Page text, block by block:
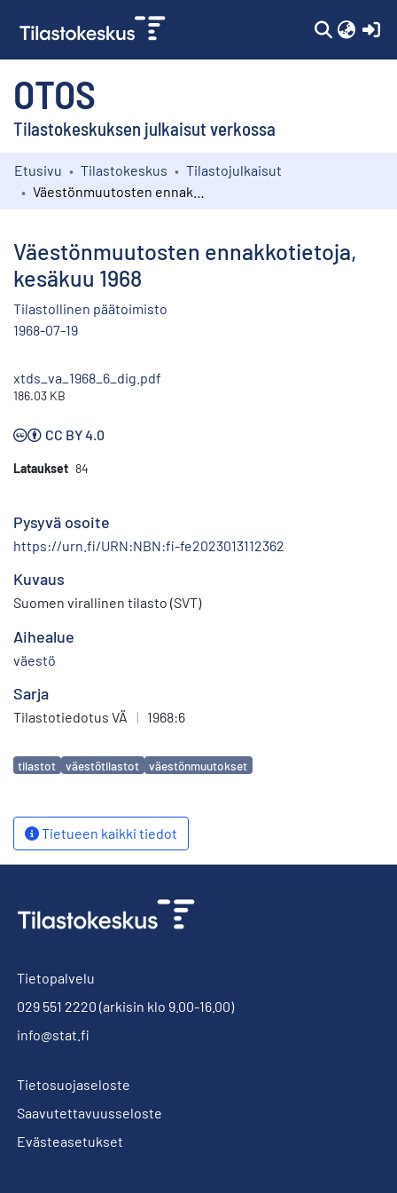
OTOS
Tilastokeskuksen julkaisut verkossa
Kokoelmat
Etusivu Tilastokeskus
Tilastojulkaisut
Väestönmuutosten ennakkotietoja,
kesäkuu 1968
Tilastollinen päätoimisto
1968-07-19
xtds_va_1968_6_dig.pdf
186.03 KB
CC BY 4.0
Lataukset 84
Pysyvä osoite
https://urn.fi/URN:NBN:fi-fe2023013112362
Kuvaus
Suomen virallinen tilasto (SVT)
Aihealue
väestö
Sarja
Tilastotiedotus VÄ | 1968:6
Avainsanat
tilastot väestötilastot väestönmuutokset
Tietueen kaikki tiedot
Tietopalvelu
029 551 2220 (arkisin klo 9.00-16.00)
info@stat.fi
Tietosuojaseloste
Saavutettavuusseloste
Evästeasetukset